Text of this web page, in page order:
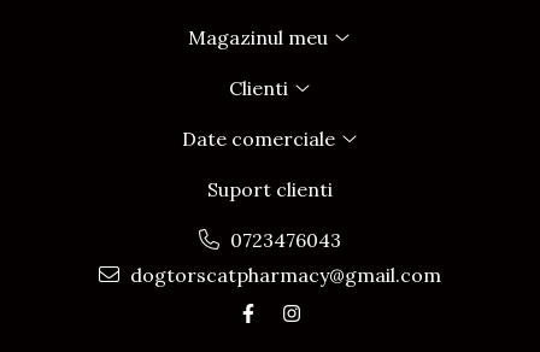
Magazinul meu
Clienti
Date comerciale
Suport clienti
0723476043
dogtorscatpharmacy@gmail.com